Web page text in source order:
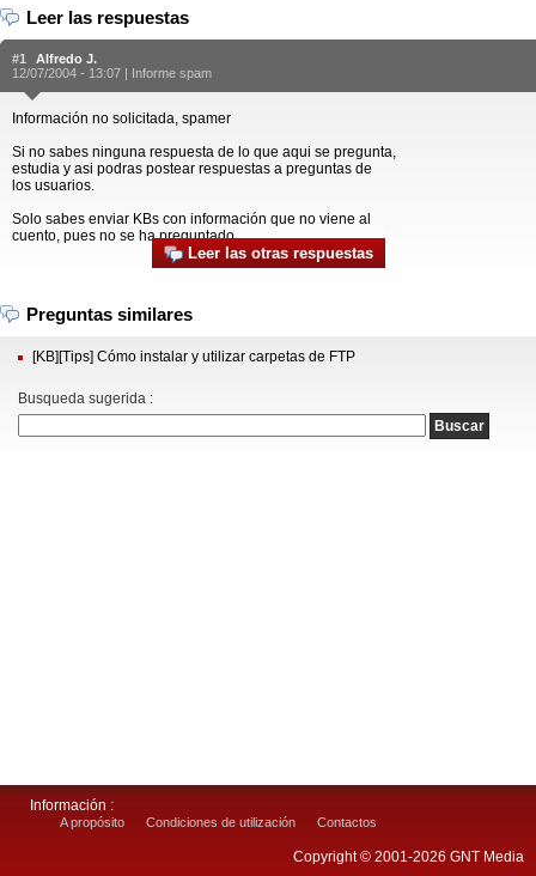
Leer las respuestas
#1
Alfredo J.
12/07/2004 - 13:07 | Informe spam
Información no solicitada, spamer
Si no sabes ninguna respuesta de lo que aqui se pregunta,
estudia y asi podras postear respuestas a preguntas de
los usuarios.
Solo sabes enviar KBs con información que no viene al
cuento, pues no se ha preguntado.
Leer las otras respuestas
Preguntas similares
[KB][Tips] Cómo instalar y utilizar carpetas de FTP
Busqueda sugerida :
Información :
A propósito Condiciones de utilización Contactos
Copyright © 2001-2026 GNT Media